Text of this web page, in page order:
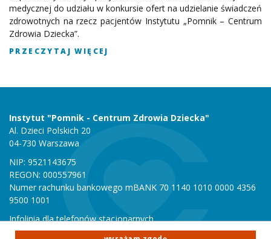
medycznej do udziału w konkursie ofert na udzielanie świadczeń
zdrowotnych na rzecz pacjentów Instytutu „Pomnik – Centrum
Zdrowia Dziecka”.
PRZECZYTAJ WIĘCEJ
Instytut "Pomnik - Centrum Zdrowia Dziecka"
Al. Dzieci Polskich 20
04-730 Warszawa
NIP: 9521143675
REGON: 000557961
Numer rachunku bankowego mBANK 70 1140 1010 0000 4356
9500 1001
Infolinia dla telefonów stacjonarnych
801 051 000